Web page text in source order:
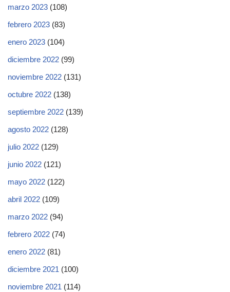
marzo 2023 (108)
febrero 2023 (83)
enero 2023 (104)
diciembre 2022 (99)
noviembre 2022 (131)
octubre 2022 (138)
septiembre 2022 (139)
agosto 2022 (128)
julio 2022 (129)
junio 2022 (121)
mayo 2022 (122)
abril 2022 (109)
marzo 2022 (94)
febrero 2022 (74)
enero 2022 (81)
diciembre 2021 (100)
noviembre 2021 (114)